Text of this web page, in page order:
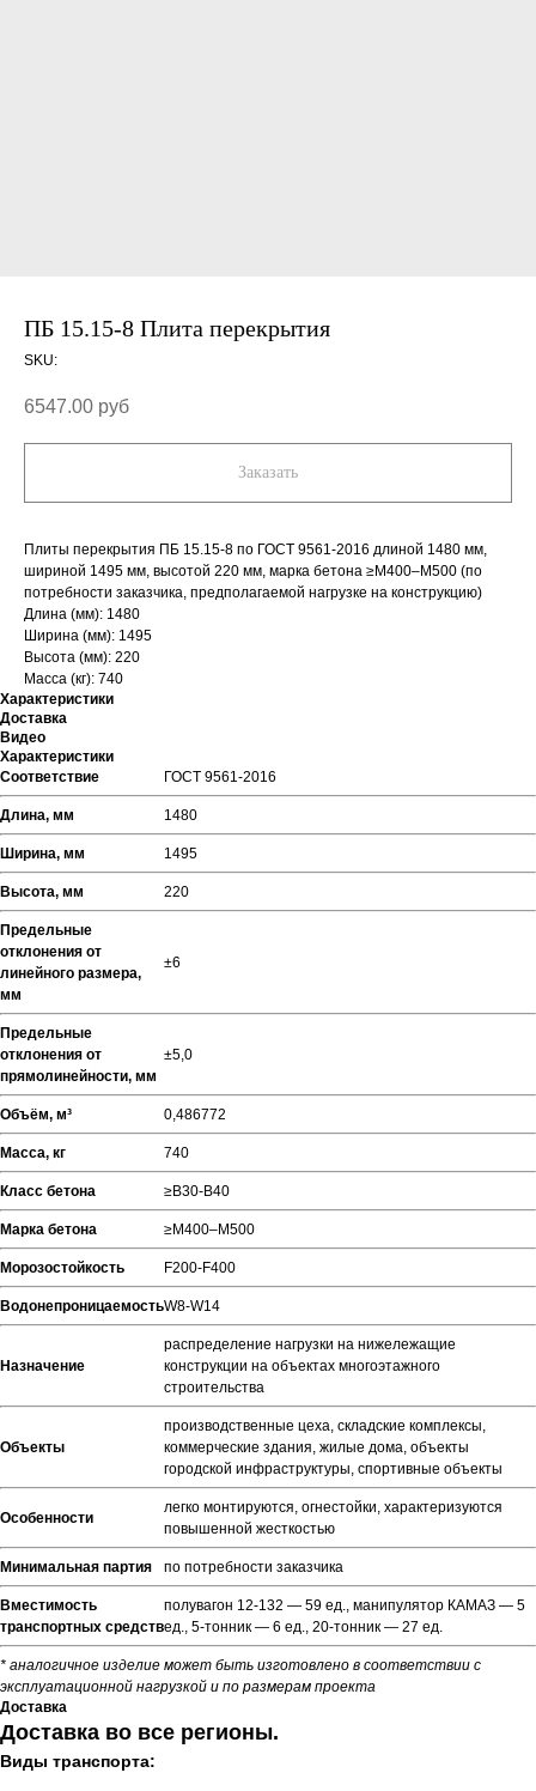
ПБ 15.15-8 Плита перекрытия
SKU:
6547.00 руб
Заказать
Плиты перекрытия ПБ 15.15-8 по ГОСТ 9561-2016 длиной 1480 мм,
шириной 1495 мм, высотой 220 мм, марка бетона ≥М400–М500 (по
потребности заказчика, предполагаемой нагрузке на конструкцию)
Длина (мм): 1480
Ширина (мм): 1495
Высота (мм): 220
Масса (кг): 740
Характеристики
Доставка
Видео
Характеристики
Соответствие
ГОСТ 9561-2016
Длина, мм 1480
Ширина, мм 1495
Высота, мм 220
Предельные
отклонения от
линейного размера,
мм
±6
Предельные
отклонения от
прямолинейности, мм
±5,0
Объём, м³ 0,486772
Масса, кг 740
Класс бетона ≥В30-В40
Марка бетона ≥М400–М500
Морозостойкость F200-F400
ВодонепроницаемостьW8-W14
Назначение
распределение нагрузки на нижележащие
конструкции на объектах многоэтажного
строительства
Объекты
производственные цеха, складские комплексы,
коммерческие здания, жилые дома, объекты
городской инфраструктуры, спортивные объекты
Особенности
легко монтируются, огнестойки, характеризуются
повышенной жесткостью
Минимальная партия по потребности заказчика
Вместимость
транспортных средств
полувагон 12-132 — 59 ед., манипулятор КАМАЗ — 5
ед., 5-тонник — 6 ед., 20-тонник — 27 ед.
* аналогичное изделие может быть изготовлено в соответствии с
эксплуатационной нагрузкой и по размерам проекта
Доставка
Доставка во все регионы.
Виды транспорта: